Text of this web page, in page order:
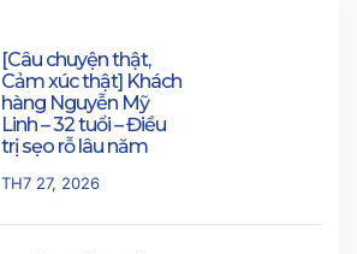
[Câu chuyện thật,
Cảm xúc thật] Khách
hàng Nguyễn Mỹ
Linh – 32 tuổi – Điều
trị sẹo rỗ lâu năm
TH7 27, 2026